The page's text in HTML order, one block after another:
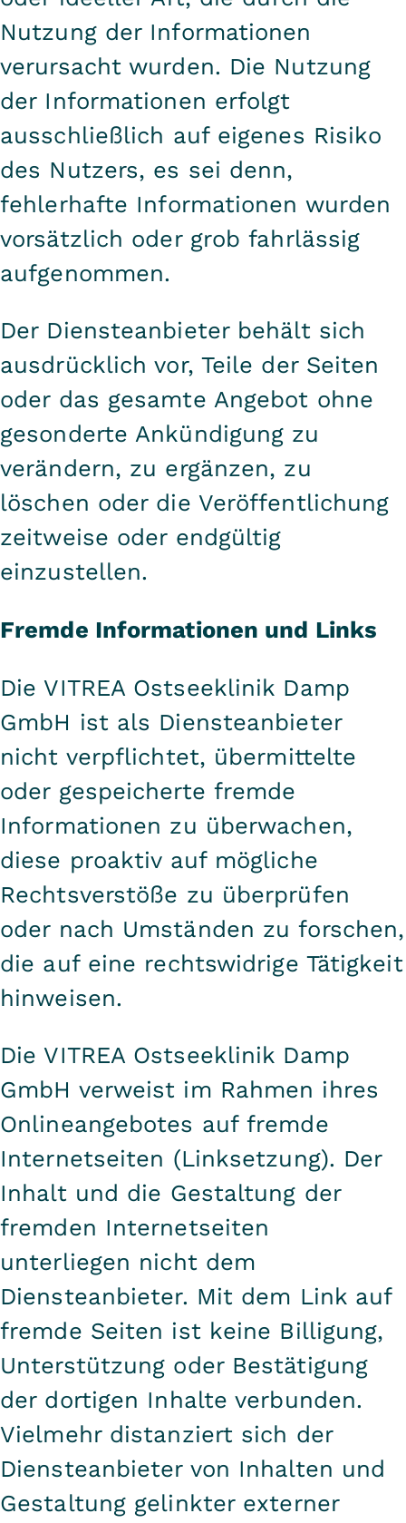
Nutzung der Informationen
verursacht wurden. Die Nutzung
der Informationen erfolgt
ausschließlich auf eigenes Risiko
des Nutzers, es sei denn,
fehlerhafte Informationen wurden
vorsätzlich oder grob fahrlässig
aufgenommen.
Der Diensteanbieter behält sich
ausdrücklich vor, Teile der Seiten
oder das gesamte Angebot ohne
gesonderte Ankündigung zu
verändern, zu ergänzen, zu
löschen oder die Veröffentlichung
zeitweise oder endgültig
einzustellen.
Fremde Informationen und Links
Die VITREA Ostseeklinik Damp
GmbH ist als Diensteanbieter
nicht verpflichtet, übermittelte
oder gespeicherte fremde
Informationen zu überwachen,
diese proaktiv auf mögliche
Rechtsverstöße zu überprüfen
oder nach Umständen zu forschen,
die auf eine rechtswidrige Tätigkeit
hinweisen.
Die VITREA Ostseeklinik Damp
GmbH verweist im Rahmen ihres
Onlineangebotes auf fremde
Internetseiten (Linksetzung). Der
Inhalt und die Gestaltung der
fremden Internetseiten
unterliegen nicht dem
Diensteanbieter. Mit dem Link auf
fremde Seiten ist keine Billigung,
Unterstützung oder Bestätigung
der dortigen Inhalte verbunden.
Vielmehr distanziert sich der
Diensteanbieter von Inhalten und
Gestaltung gelinkter externer